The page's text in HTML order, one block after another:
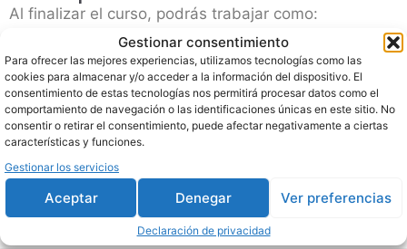
Gestionar consentimiento
Para ofrecer las mejores experiencias, utilizamos tecnologías como las
cookies para almacenar y/o acceder a la información del dispositivo. El
consentimiento de estas tecnologías nos permitirá procesar datos como el
comportamiento de navegación o las identificaciones únicas en este sitio. No
consentir o retirar el consentimiento, puede afectar negativamente a ciertas
características y funciones.
Gestionar los servicios
Aceptar Denegar Ver preferencias
Declaración de privacidad
Al finalizar el curso, podrás trabajar como:
Tatuador.
Piercer.
Representante comercial de productos para
tatuajes.
Formador de tatuajes.